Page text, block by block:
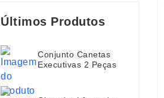
Últimos Produtos
Conjunto Canetas
Executivas 2 Peças